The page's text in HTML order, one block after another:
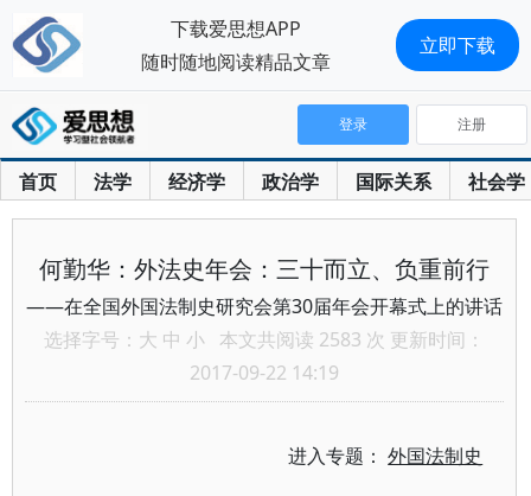
首页 法学 经济学 政治学 国际关系 社会学
登录 注册
何勤华：外法史年会：三十而立、负重前行
——在全国外国法制史研究会第30届年会开幕式上的讲话
选择字号： 大 中 小 本文共阅读 2583 次 更新时间：
2017-09-22 14:19
进入专题：外国法制史
下载爱思想APP
随时随地阅读精品文章
立即下载